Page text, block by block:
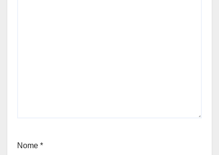
Nome *